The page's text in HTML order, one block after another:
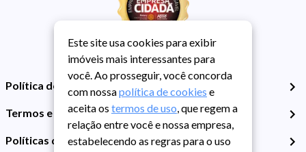
Política de Privacidade
Termos e Condições de Uso
Políticas de Cookies
Este site usa cookies para exibir
imóveis mais interessantes para
você. Ao prosseguir, você concorda
com nossapolítica de cookies e
aceita os termos de uso, que regem a
relação entre você e nossa empresa,
estabelecendo as regras para o uso